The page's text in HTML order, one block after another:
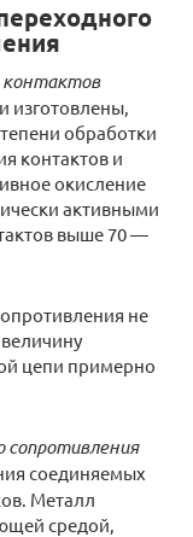
контактов
изготовлены,
обработки
контактов и
окисление
активными
выше 70 —
не
цепи примерно
сопротивления
соединяемых
Металл
средой,